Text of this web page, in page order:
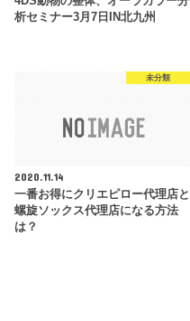
析セミナー3月7日IN北九州
未分類
2020.11.14
一番お得にクリエピロー代理店と
螺旋ソックス代理店になる方法
は？